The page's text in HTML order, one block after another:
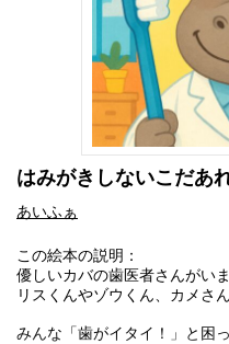
はみがきしないこだあ
あいふぁ
この絵本の説明：
優しいカバの歯医者さんがいま
リスくんやゾウくん、カメさ
みんな「歯がイタイ！」と困